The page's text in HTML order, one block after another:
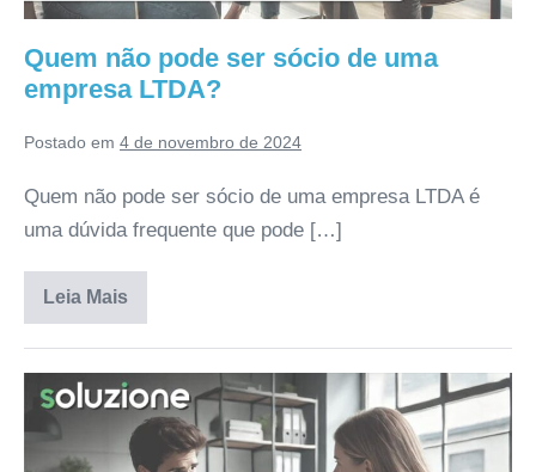
Quem não pode ser sócio de uma
empresa LTDA?
Postado em 4 de novembro de 2024
Quem não pode ser sócio de uma empresa LTDA é
uma dúvida frequente que pode […]
Leia Mais